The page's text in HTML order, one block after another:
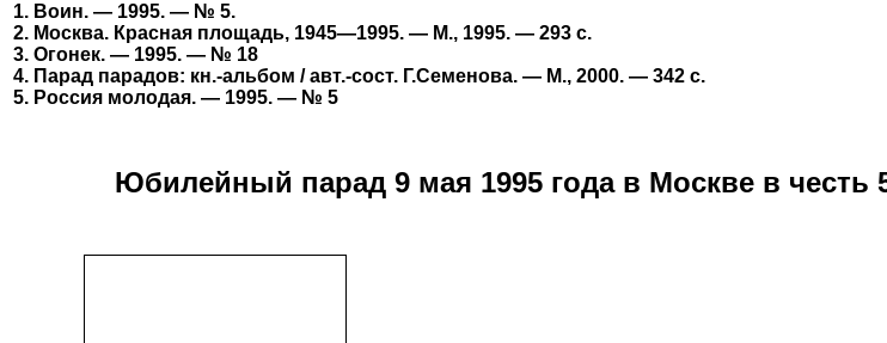
1. Воин. — 1995. — № 5.
2. Москва. Красная площадь, 1945—1995. — М., 1995. — 293 с.
3. Огонек. — 1995. — № 18
4. Парад парадов: кн.-альбом / авт.-сост. Г.Семенова. — М., 2000. — 342 с.
5. Россия молодая. — 1995. — № 5
Юбилейный парад 9 мая 1995 года в Москве в честь